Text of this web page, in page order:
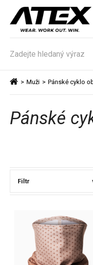
> Muži > Pánské cyklo
Pánské
Filtr